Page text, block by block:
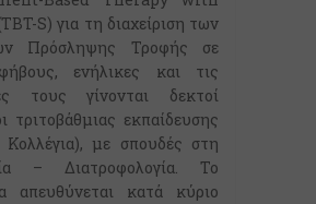
S) για τη διαχείριση των
Πρόσληψης Τροφής σε
ενήλικες και τις
τους γίνονται δεκτοί
τριτοβάθμιας εκπαίδευσης
Κολλέγια), με σπουδές στη
– Διατροφολογία. Το
απευθύνεται κατά κύριο